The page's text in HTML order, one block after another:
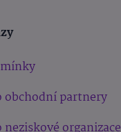
obchodní partnery
organizace